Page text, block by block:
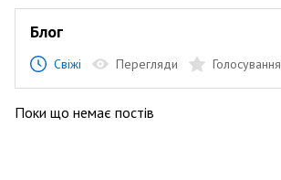
Блог
Свіжі Перегляди Голосування
Поки що немає постів